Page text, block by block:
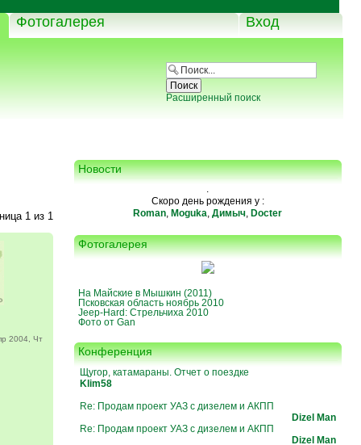
Фотогалерея Вход
Расширенный поиск
1из 1
2004, Чт
Новости
.
Скоро день рождения у :
Roman, Moguka,Димыч, Docter
Фотогалерея
На Майские в Мышкин (2011)
Псковская область ноябрь 2010
Jeep-Hard: Стрельчиха 2010
Фото от Gan
Конференция
Щугор, катамараны. Отчет о поездке
Klim58
Re: Продам проект УАЗ с дизелем и АКПП
Dizel Man
Re: Продам проект УАЗ с дизелем и АКПП
Dizel Man